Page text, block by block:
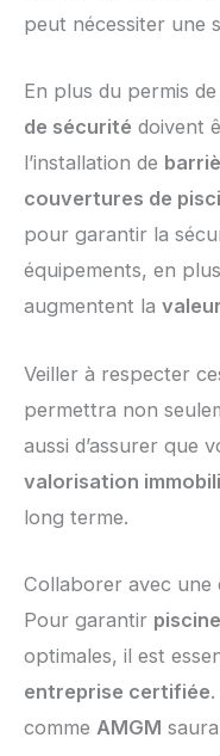
peut nécessiter une
En plus du permis
de sécurité doivent
l’installation de
couvertures de
pour garantir la
équipements, en
augmentent la
Veiller à respecter
permettra non
aussi d’assurer que
valorisation
long terme.
Collaborer avec une
Pour garantir
optimales, il est
entreprise certifiée
comme AMGM